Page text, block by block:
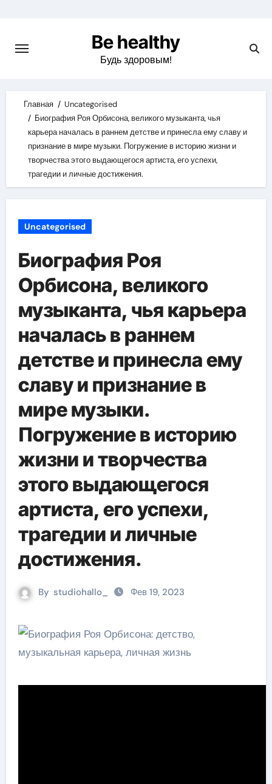
content
Be healthy
Будь здоровым!
Главная
Uncategorised
Биография Роя Орбисона, великого музыканта, чья
карьера началась в раннем детстве и принесла ему славу и
признание в мире музыки. Погружение в историю жизни и
творчества этого выдающегося артиста, его успехи,
трагедии и личные достижения.
Uncategorised
Биография Роя
Орбисона, великого
музыканта, чья карьера
началась в раннем
детстве и принесла ему
славу и признание в
мире музыки.
Погружение в историю
жизни и творчества
этого выдающегося
артиста, его успехи,
трагедии и личные
достижения.
By studiohallo_ Фев 19, 2023